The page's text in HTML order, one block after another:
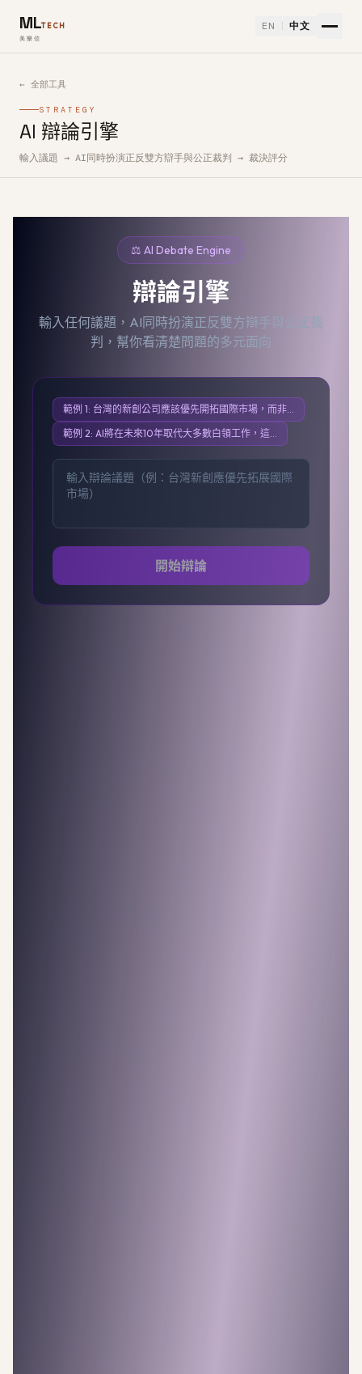
MLTECH
美樂信
EN 中文
← 全部工具
STRATEGY
AI 辯論引擎
如何使用AI 辯論引擎免費 AI 工具
輸入議題 → AI同時扮演正反雙方辯手與公正裁判 → 裁決評分
⚖️ AI Debate Engine
辯論引擎
輸入任何議題，AI同時扮演正反雙方辯手與公正裁
判，幫你看清楚問題的多元面向
範例 1: 台灣的新創公司應該優先開拓國際市場，而非…
範例 2: AI將在未來10年取代大多數白領工作，這…
開始辯論